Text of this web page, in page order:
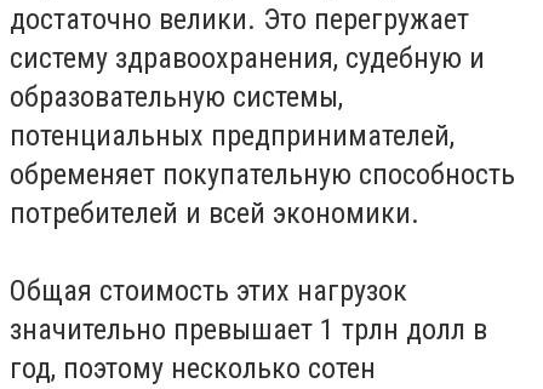
достаточно велики. Это перегружает
систему здравоохранения, судебную и
образовательную системы,
потенциальных предпринимателей,
обременяет покупательную способность
потребителей и всей экономики.
Общая стоимость этих нагрузок
значительно превышает 1 трлн долл в
год, поэтому несколько сотен